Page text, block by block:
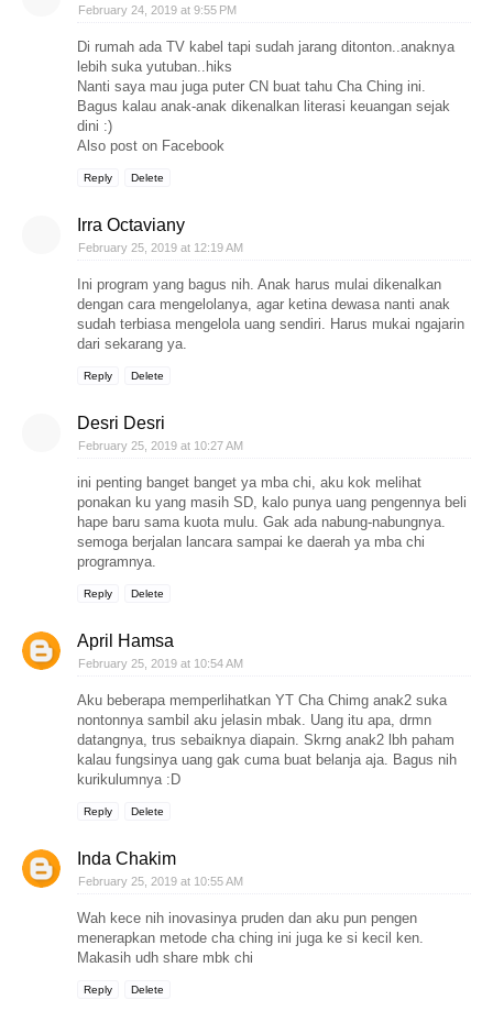
February 24, 2019 at 9:55 PM
Di rumah ada TV kabel tapi sudah jarang ditonton..anaknya
lebih suka yutuban..hiks
Nanti saya mau juga puter CN buat tahu Cha Ching ini.
Bagus kalau anak-anak dikenalkan literasi keuangan sejak
dini :)
Also post on Facebook
Reply Delete
Irra Octaviany
February 25, 2019 at 12:19 AM
Ini program yang bagus nih. Anak harus mulai dikenalkan
dengan cara mengelolanya, agar ketina dewasa nanti anak
sudah terbiasa mengelola uang sendiri. Harus mukai ngajarin
dari sekarang ya.
Reply Delete
Desri Desri
February 25, 2019 at 10:27 AM
ini penting banget banget ya mba chi, aku kok melihat
ponakan ku yang masih SD, kalo punya uang pengennya beli
hape baru sama kuota mulu. Gak ada nabung-nabungnya.
semoga berjalan lancara sampai ke daerah ya mba chi
programnya.
Reply Delete
April Hamsa
February 25, 2019 at 10:54 AM
Aku beberapa memperlihatkan YT Cha Chimg anak2 suka
nontonnya sambil aku jelasin mbak. Uang itu apa, drmn
datangnya, trus sebaiknya diapain. Skrng anak2 lbh paham
kalau fungsinya uang gak cuma buat belanja aja. Bagus nih
kurikulumnya :D
Reply Delete
Inda Chakim
February 25, 2019 at 10:55 AM
Wah kece nih inovasinya pruden dan aku pun pengen
menerapkan metode cha ching ini juga ke si kecil ken.
Makasih udh share mbk chi
Reply Delete